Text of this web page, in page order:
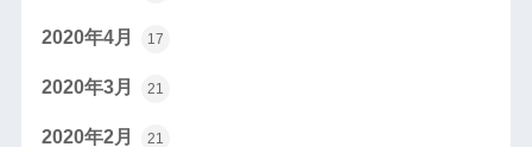
2020年4月 17
2020年3月 21
2020年2月 21